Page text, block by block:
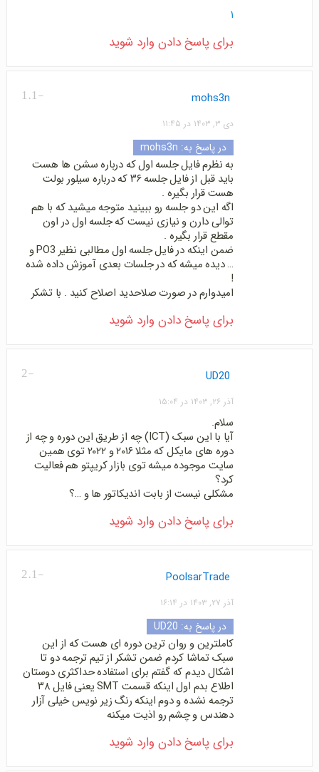
۱
برای پاسخ دادن وارد شوید
-1.1 mohs3n
دی ۳, ۱۴۰۳ در ۱۱:۴۵
در پاسخ به: mohs3n
به نظرم فایل جلسه اول که درباره سشن ها هست
باید قبل از فایل جلسه ۳۶ که درباره سیلور بولت
هست قرار بگیره .
اگه این دو جلسه رو ببینید متوجه میشید که با هم
توالی دارن و نیازی نیست که جلسه اول در اون
مقطع قرار بگیره .
ضمن اینکه در فایل جلسه اول مطالبی نظیر PO3 و
… دیده میشه که در جلسات بعدی آموزش داده شده
!
امیدوارم در صورت صلاحدید اصلاح کنید . با تشکر
برای پاسخ دادن وارد شوید
-2 UD20
آذر ۲۶, ۱۴۰۳ در ۱۵:۰۴
سلام.
آیا با این سبک (ICT) چه از طریق این دوره و چه از
دوره های مایکل که مثلا ۲۰۱۶ و ۲۰۲۲ توی همین
سایت موجوده میشه توی بازار کریپتو هم فعالیت
کرد؟
مشکلی نیست از بابت اندیکاتور ها و …؟
برای پاسخ دادن وارد شوید
-2.1 PoolsarTrade
آذر ۲۷, ۱۴۰۳ در ۱۶:۱۴
در پاسخ به: UD20
کاملترین و روان ترین دوره ای هست که از این
سبک تماشا کردم ضمن تشکر از تیم ترجمه دو تا
اشکال دیدم که گفتم برای استفاده حداکثری دوستان
اطلاع بدم اول اینکه قسمت SMT یعنی فایل ۳۸
ترجمه نشده و دوم اینکه رنگ زیر نویس خیلی آزار
دهندس و چشم رو اذیت میکنه
برای پاسخ دادن وارد شوید